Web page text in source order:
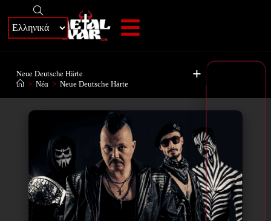
+
Neue Deutsche Härte
> Νέα > Neue Deutsche Härte